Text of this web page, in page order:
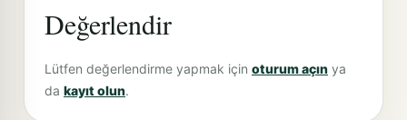
Değerlendir
Lütfen değerlendirme yapmak için oturum açın ya
da kayıt olun.